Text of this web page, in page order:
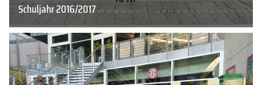
Schuljahr 2016/2017